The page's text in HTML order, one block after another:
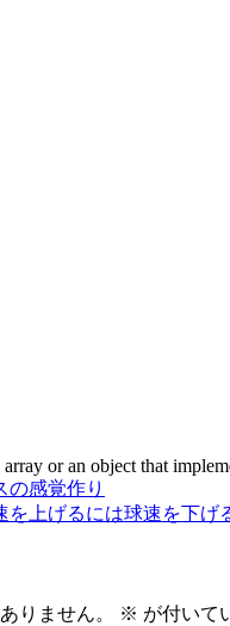
or an object that
の感覚作り
を上げるには球速を下げ
りません。 ※ が付いて